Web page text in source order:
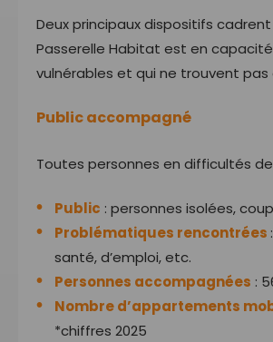
Deux principaux dispositifs
Passerelle Habitat est en
vulnérables et qui ne trouvent
Public accompagné
Toutes personnes en difficultés
Public : personnes isolées,
Problématiques rencontrées
santé, d’emploi, etc.
Personnes accompagnées :
Nombre d’appartements
*chiffres 2025